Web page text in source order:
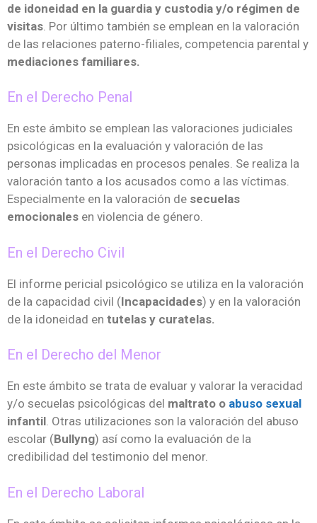
de idoneidad en la guardia y custodia y/o régimen de
visitas . Por último también se emplean en la valoración
de las relaciones paterno-filiales, competencia parental y
mediaciones familiares.
En el Derecho Penal
En este ámbito se emplean las valoraciones judiciales
psicológicas en la evaluación y valoración de las
personas implicadas en procesos penales. Se realiza la
valoración tanto a los acusados como a las víctimas.
Especialmente en la valoración de secuelas
emocionales en violencia de género.
En el Derecho Civil
El informe pericial psicológico se utiliza en la valoración
de la capacidad civil (Incapacidades) y en la valoración
de la idoneidad en tutelas y curatelas.
En el Derecho del Menor
En este ámbito se trata de evaluar y valorar la veracidad
y/o secuelas psicológicas del maltrato o abuso sexual
infantil. Otras utilizaciones son la valoración del abuso
escolar (Bullyng) así como la evaluación de la
credibilidad del testimonio del menor.
En el Derecho Laboral